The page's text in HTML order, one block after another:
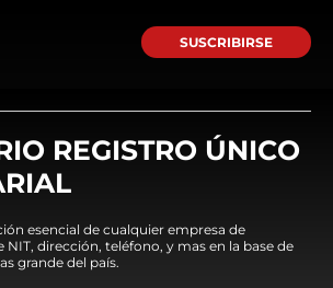
SUSCRIBIRSE
REGISTRO ÚNICO
esencial de cualquier empresa de
dirección, teléfono, y mas en la base de
grande del país.